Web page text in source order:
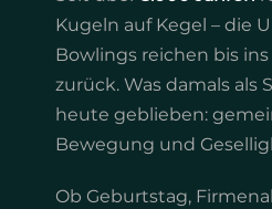
Kugeln auf Kegel – die
Bowlings reichen bis
zurück. Was damals als
heute geblieben:
Bewegung und
Ob Geburtstag,